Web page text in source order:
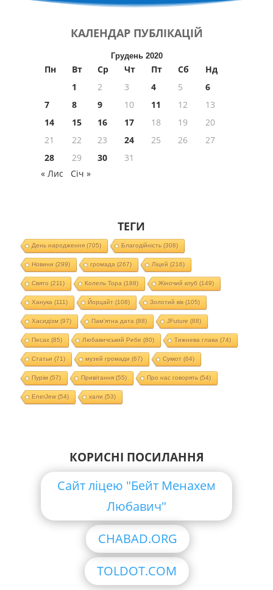
КАЛЕНДАР ПУБЛІКАЦІЙ
Грудень 2020
Пн Вт Ср Чт Пт Сб
Нд
1
2 3 4 5
6
7
8 9 10 11 12
13
14
15 16 17 18 19
20
21
22 23 24 25 26
27
28
29 30
31
« Лис
Січ »
ТЕГИ
День народження(705) Благодійність(308)
Новини (299) громада (267) Ліцей (216)
Свято (211) Колель Тора (188) Жіночий клуб (149)
Ханука (111) Йорцайт (108) Золотий вік(105)
Хасидізм (97) Пам'ятна дата (88) JFuture (88)
Песах(85) Любавичський Ребе (80) Тижнева глава (74)
Статьи (71) музей громади (67) Суккот (64)
Пурім (57) Привітання(55) Про нас говорять(54)
EnerJew(54) хали (53)
КОРИСНІ ПОСИЛАННЯ
Сайт ліцею "Бейт Менахем
Любавич"
CHABAD.ORG
TOLDOT.COM